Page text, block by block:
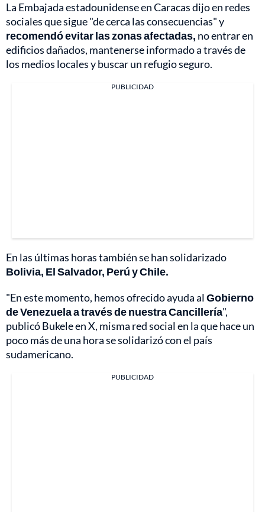
La Embajada estadounidense en Caracas dijo en redes
sociales que sigue "de cerca las consecuencias" y
recomendó evitar las zonas afectadas, no entrar en
edificios dañados, mantenerse informado a través de
los medios locales y buscar un refugio seguro.
PUBLICIDAD
En las últimas horas también se han solidarizado
Bolivia, El Salvador, Perú y Chile.
"En este momento, hemos ofrecido ayuda alGobierno
de Venezuela a través de nuestra Cancillería",
publicó Bukele en X, misma red social en la que hace un
poco más de una hora se solidarizó con el país
sudamericano.
PUBLICIDAD